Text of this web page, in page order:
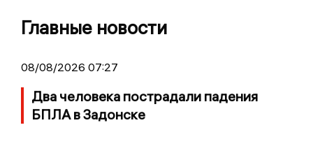
Главные новости
08/08/2026 07:27
Два человека пострадали падения
БПЛА в Задонске